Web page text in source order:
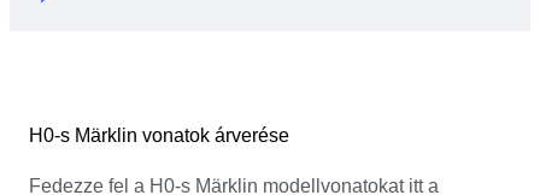
H0-s Märklin vonatok árverése
Fedezze fel a H0-s Märklin modellvonatokat itt a